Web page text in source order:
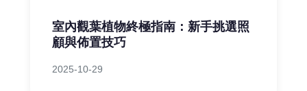
室內觀葉植物終極指南：新手挑選照
顧與佈置技巧
2025-10-29